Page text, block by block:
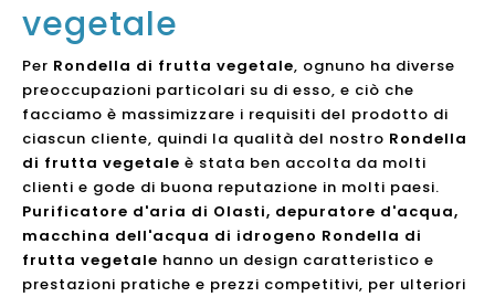
vegetale
Per Rondella di frutta vegetale, ognuno ha diverse
preoccupazioni particolari su di esso, e ciò che
facciamo è massimizzare i requisiti del prodotto di
ciascun cliente, quindi la qualità del nostro Rondella
di frutta vegetale è stata ben accolta da molti
clienti e gode di buona reputazione in molti paesi.
Purificatore d'aria di Olasti, depuratore d'acqua,
macchina dell'acqua di idrogeno Rondella di
frutta vegetale hanno un design caratteristico e
prestazioni pratiche e prezzi competitivi, per ulteriori